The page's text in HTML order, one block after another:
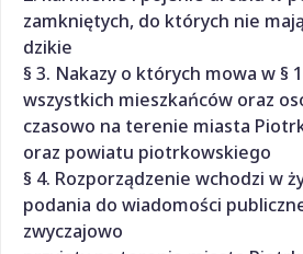
zamkniętych, do których nie
dzikie
§ 3. Nakazy o których mowa w §
wszystkich mieszkańców oraz
czasowo na terenie miasta
oraz powiatu piotrkowskiego
§ 4. Rozporządzenie wchodzi w
podania do wiadomości
zwyczajowo